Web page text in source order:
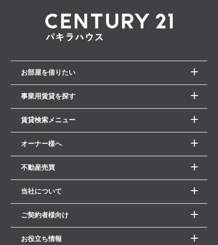
お部屋を借りたい
事業用賃貸を探す
賃貸検索メニュー
オーナー様へ
不動産売買
当社について
ご契約者様向け
お役立ち情報